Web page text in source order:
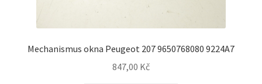
Mechanismus okna Peugeot 207 9650768080 9224A7
847,00 Kč